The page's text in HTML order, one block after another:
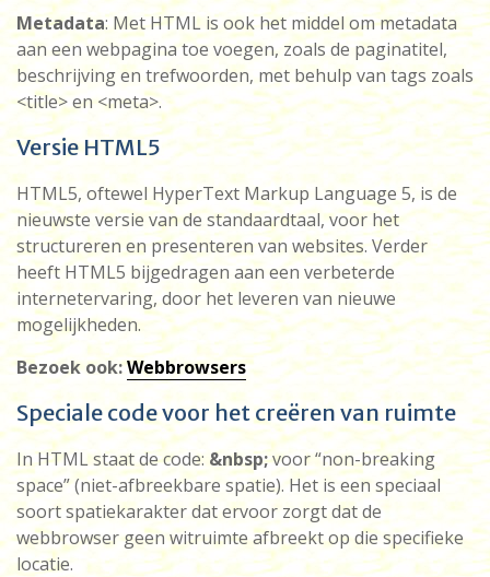
Metadata: Met HTML is ook het middel om metadata
aan een webpagina toe voegen, zoals de paginatitel,
beschrijving en trefwoorden, met behulp van tags zoals
<title> en <meta>.
Versie HTML5
HTML5, oftewel HyperText Markup Language 5, is de
nieuwste versie van de standaardtaal, voor het
structureren en presenteren van websites. Verder
heeft HTML5 bijgedragen aan een verbeterde
internetervaring, door het leveren van nieuwe
mogelijkheden.
Bezoek ook:Webbrowsers
Speciale code voor het creëren van ruimte
In HTML staat de code: &nbsp;voor “non-breaking
space” (niet-afbreekbare spatie). Het is een speciaal
soort spatiekarakter dat ervoor zorgt dat de
webbrowser geen witruimte afbreekt op die specifieke
locatie.